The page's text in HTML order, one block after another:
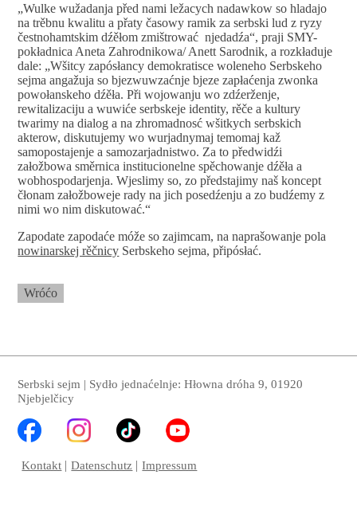
„Wulke wužadanja před nami ležacych nadawkow so hladajo
na trěbnu kwalitu a přaty časowy ramik za serbski lud z ryzy
čestnohamtskim dźěłom zmištrować njedadźa“, praji SMY-
pokładnica Aneta Zahrodnikowa/ Anett Sarodnik, a rozkładuje
dale: „Wšitcy zapósłancy demokratisce woleneho Serbskeho
sejma angažuja so bjezwuwzaćnje bjeze zapłaćenja zwonka
powołanskeho dźěła. Při wojowanju wo zdźerženje,
rewitalizaciju a wuwiće serbskeje identity, rěče a kultury
twarimy na dialog a na zhromadnosć wšitkych serbskich
akterow, diskutujemy wo wurjadnymaj temomaj kaž
samopostajenje a samozarjadnistwo. Za to předwidźi
załožbowa směrnica institucionelne spěchowanje dźěła a
wobhospodarjenja. Wjeslimy so, zo předstajimy naš koncept
čłonam załožboweje rady na jich posedźenju a zo budźemy z
nimi wo nim diskutować.“
Zapodate zapodaće móže so zajimcam, na naprašowanje pola
nowinarskej rěčnicy Serbskeho sejma, připósłać.
Wróćo
Serbski sejm | Sydło jednaćelnje: Hłowna dróha 9, 01920
Njebjelčicy
Kontakt Datenschutz Impressum